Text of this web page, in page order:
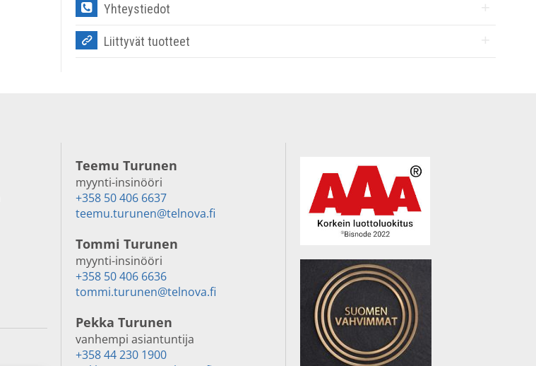
Yhteystiedot
Liittyvät tuotteet
Teemu Turunen
myynti-insinööri
+358 50 406 6637
teemu.turunen@telnova.fi
Tommi Turunen
myynti-insinööri
+358 50 406 6636
tommi.turunen@telnova.fi
Pekka Turunen
vanhempi asiantuntija
+358 44 230 1900